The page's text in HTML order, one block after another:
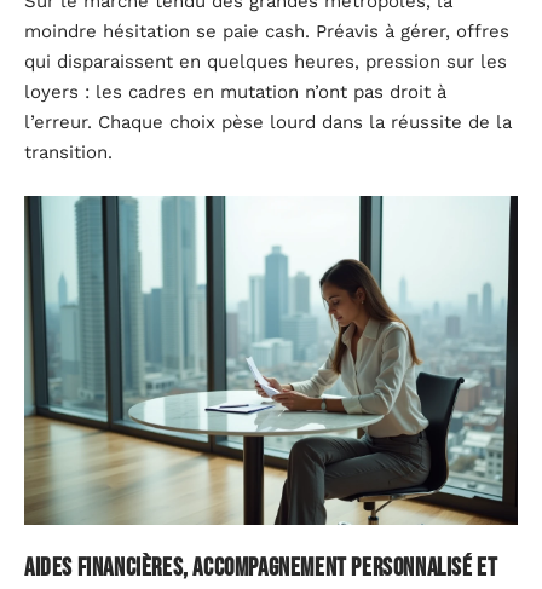
moindre hésitation se paie cash. Préavis à gérer, offres
qui disparaissent en quelques heures, pression sur les
loyers : les cadres en mutation n’ont pas droit à
l’erreur. Chaque choix pèse lourd dans la réussite de la
transition.
Aides financières, accompagnement personnalisé et